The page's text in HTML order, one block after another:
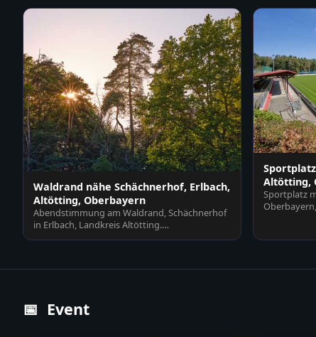
Waldrand nähe Schächnerhof, Erlbach,
Altötting, Oberbayern
Abendstimmung am Waldrand, Schächnerhof
in Erlbach, Landkreis Altötting.
Sonnenstrahlen durchdringen…
Altötting,
Sportplatz
📅 Event